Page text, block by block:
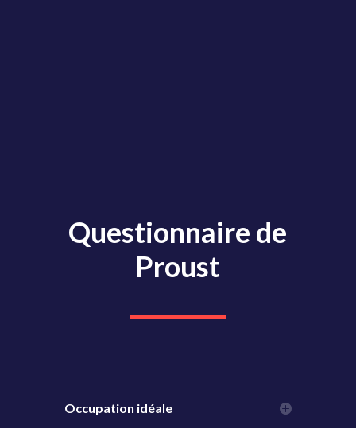
Questionnaire de
Proust
Occupation idéale